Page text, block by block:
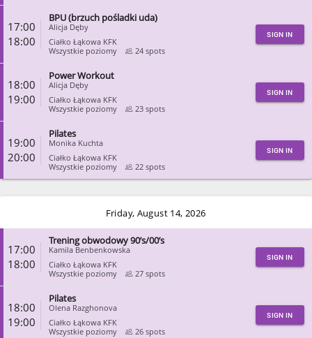
17:00
18:00
BPU (brzuch pośladki uda)
Alicja Dęby
Ciałko Łąkowa KFK
Wszystkie poziomy
24 spots
SIGN IN
18:00
19:00
Power Workout
Alicja Dęby
Ciałko Łąkowa KFK
Wszystkie poziomy
23 spots
SIGN IN
19:00
20:00
Pilates
Monika Kuchta
Ciałko Łąkowa KFK
Wszystkie poziomy
22 spots
SIGN IN
CLOSE
Friday, August 14, 2026
17:00
18:00
Trening obwodowy 90’s/00’s
Kamila Benbenkowska
Ciałko Łąkowa KFK
Wszystkie poziomy
27 spots
SIGN IN
18:00
19:00
Pilates
Olena Razghonova
Ciałko Łąkowa KFK
Wszystkie poziomy
26 spots
SIGN IN